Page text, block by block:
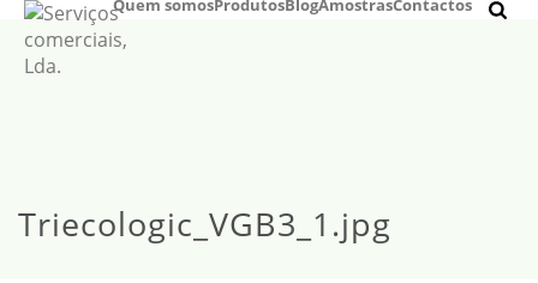
Quem somosProdutosBlogAmostrasContactos
Triecologic_VGB3_1.jpg